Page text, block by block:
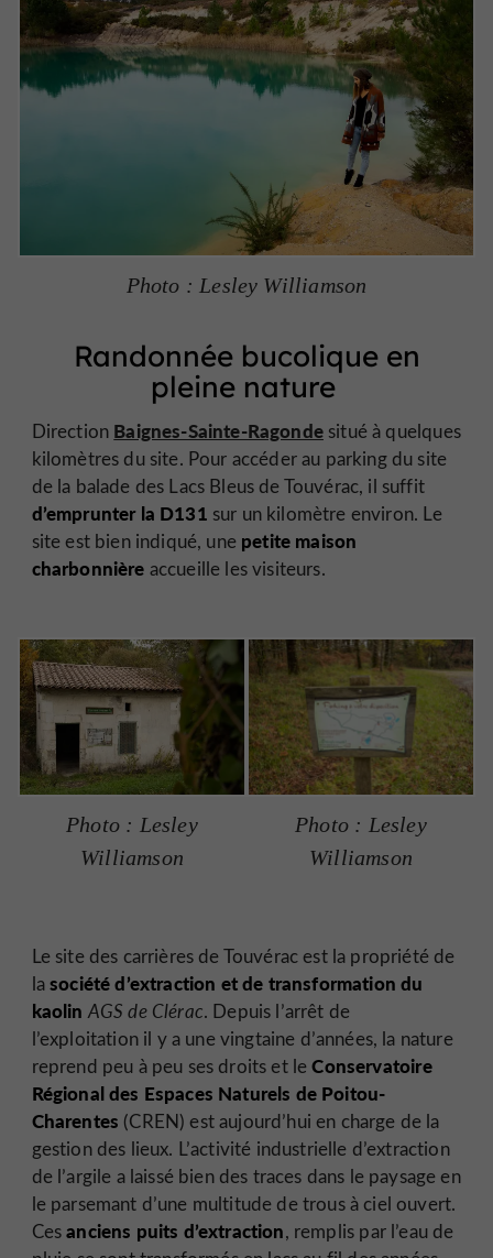
Photo : Lesley Williamson
Randonnée bucolique en
pleine nature
Direction Baignes-Sainte-Ragondesitué à quelques
kilomètres du site. Pour accéder au parking du site
de la balade des Lacs Bleus de Touvérac, il suffit
d’emprunter la D131 sur un kilomètre environ. Le
site est bien indiqué, une petite maison
charbonnière accueille les visiteurs.
Photo : Lesley
Williamson
Photo : Lesley
Williamson
Le site des carrières de Touvérac est la propriété de
lasociété d’extraction et de transformation du
kaolin AGS de Clérac. Depuis l’arrêt de
l’exploitation il y a une vingtaine d’années, la nature
reprend peu à peu ses droits et leConservatoire
Régional des Espaces Naturels de Poitou-
Charentes (CREN) est aujourd’hui en charge de la
gestion des lieux. L’activité industrielle d’extraction
de l’argile a laissé bien des traces dans le paysage en
le parsemant d’une multitude de trous à ciel ouvert.
Cesanciens puits d’extraction, remplis par l’eau de